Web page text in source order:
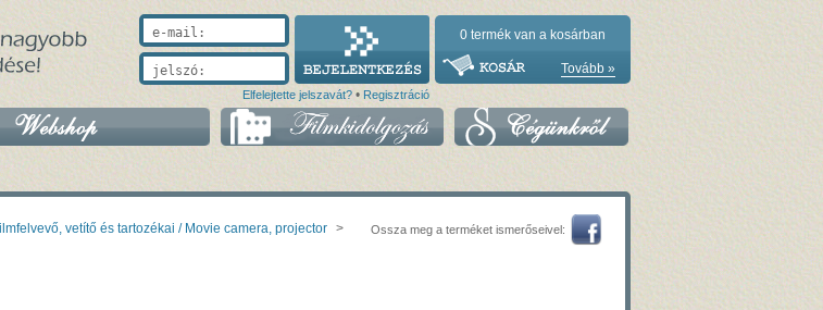
0 termék van a kosárban
Tovább »
e-mail:
jelszó:
Elfelejtette jelszavát?• Regisztráció
Ossza meg a terméket ismerőseivel:
vetítő és tartozékai / Movie camera, projector >